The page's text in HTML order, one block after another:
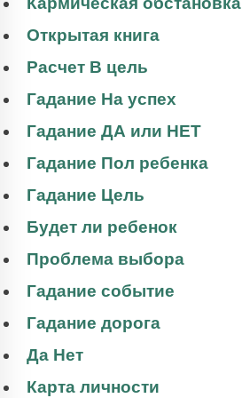
Открытая книга
Расчет В цель
Гадание На успех
Гадание ДА или НЕТ
Гадание Пол ребенка
Гадание Цель
Будет ли ребенок
Проблема выбора
Гадание событие
Гадание дорога
Да Нет
Карта личности